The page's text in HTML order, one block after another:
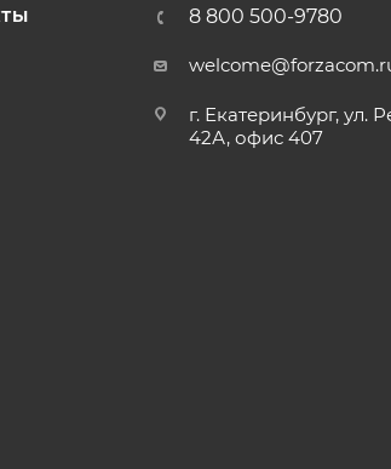
8 800 500-9780
г. Екатеринбург, ул.
42А, офис 407